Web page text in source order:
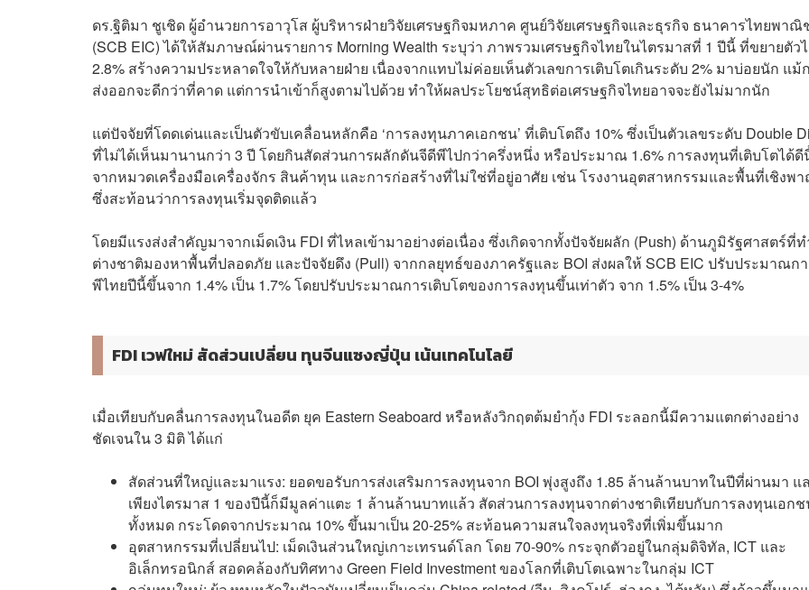
ดร.ฐิติมา ชูเชิด ผู้อำนวยการอาวุโส ผู้บริหารฝ่ายวิจัยเศรษฐกิจมหภาค ศูนย์วิจัยเศรษฐกิจและธุรกิจ ธนาคารไทยพาณิ
(SCB EIC) ได้ให้สัมภาษณ์ผ่านรายการ Morning Wealth ระบุว่า ภาพรวมเศรษฐกิจไทยในไตรมาสที่ 1 ปีนี้ ที่ขยายตัว
2.8% สร้างความประหลาดใจให้กับหลายฝ่าย เนื่องจากแทบไม่ค่อยเห็นตัวเลขการเติบโตเกินระดับ 2% มาบ่อยนัก แม้
ส่งออกจะดีกว่าที่คาด แต่การนำเข้าก็สูงตามไปด้วย ทำให้ผลประโยชน์สุทธิต่อเศรษฐกิจไทยอาจจะยังไม่มากนัก
แต่ปัจจัยที่โดดเด่นและเป็นตัวขับเคลื่อนหลักคือ ‘การลงทุนภาคเอกชน’ ที่เติบโตถึง 10% ซึ่งเป็นตัวเลขระดับ Double
ที่ไม่ได้เห็นมานานกว่า 3 ปี โดยกินสัดส่วนการผลักดันจีดีพีไปกว่าครึ่งหนึ่ง หรือประมาณ 1.6% การลงทุนที่เติบโตได้
จากหมวดเครื่องมือเครื่องจักร สินค้าทุน และการก่อสร้างที่ไม่ใช่ที่อยู่อาศัย เช่น โรงงานอุตสาหกรรมและพื้นที่เชิงพ
ซึ่งสะท้อนว่าการลงทุนเริ่มจุดติดแล้ว
โดยมีแรงส่งสำคัญมาจากเม็ดเงิน FDI ที่ไหลเข้ามาอย่างต่อเนื่อง ซึ่งเกิดจากทั้งปัจจัยผลัก (Push) ด้านภูมิรัฐศาสตร์ที่
ต่างชาติมองหาพื้นที่ปลอดภัย และปัจจัยดึง (Pull) จากกลยุทธ์ของภาครัฐและ BOI ส่งผลให้ SCB EIC ปรับประมาณก
พีไทยปีนี้ขึ้นจาก 1.4% เป็น 1.7% โดยปรับประมาณการเติบโตของการลงทุนขึ้นเท่าตัว จาก 1.5% เป็น 3-4%
FDI เวฟใหม่ สัดส่วนเปลี่ยน ทุนจีนแซงญี่ปุ่น เน้นเทคโนโลยี
เมื่อเทียบกับคลื่นการลงทุนในอดีต ยุค Eastern Seaboard หรือหลังวิกฤตต้มยำกุ้ง FDI ระลอกนี้มีความแตกต่างอย่าง
ชัดเจนใน 3 มิติ ได้แก่
สัดส่วนที่ใหญ่และมาแรง: ยอดขอรับการส่งเสริมการลงทุนจาก BOI พุ่งสูงถึง 1.85 ล้านล้านบาทในปีที่ผ่านมา แ
เพียงไตรมาส 1 ของปีนี้ก็มีมูลค่าแตะ 1 ล้านล้านบาทแล้ว สัดส่วนการลงทุนจากต่างชาติเทียบกับการลงทุนเอก
ทั้งหมด กระโดดจากประมาณ 10% ขึ้นมาเป็น 20-25% สะท้อนความสนใจลงทุนจริงที่เพิ่มขึ้นมาก
อุตสาหกรรมที่เปลี่ยนไป: เม็ดเงินส่วนใหญ่เกาะเทรนด์โลก โดย 70-90% กระจุกตัวอยู่ในกลุ่มดิจิทัล, ICT และ
อิเล็กทรอนิกส์ สอดคล้องกับทิศทาง Green Field Investment ของโลกที่เติบโตเฉพาะในกลุ่ม ICT